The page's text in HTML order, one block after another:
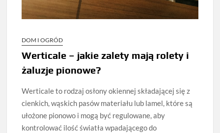
DOM I OGRÓD
Werticale – jakie zalety mają rolety i
żaluzje pionowe?
Werticale to rodzaj osłony okiennej składającej się z
cienkich, wąskich pasów materiału lub lamel, które są
ułożone pionowo i mogą być regulowane, aby
kontrolować ilość światła wpadającego do